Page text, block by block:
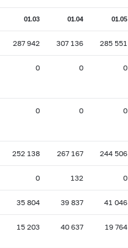
01.03 01.04 01.05
287 942 307 136 285 551
0 0 0
0 0 0
252 138 267 167 244 506
0 132 0
35 804 39 837 41 046
15 203 40 637 19 764